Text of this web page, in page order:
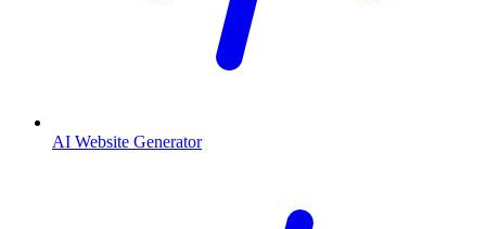
AI Website Generator